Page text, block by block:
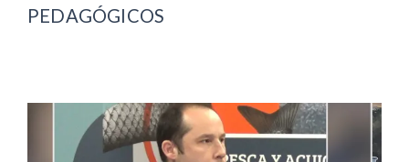
PEDAGÓGICOS